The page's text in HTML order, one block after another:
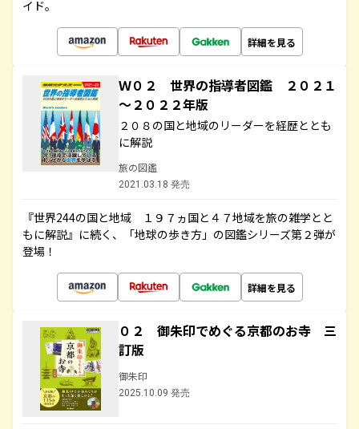
イド。
詳細を見る
Ｗ０２ 世界の指導者図鑑 ２０２１
～２０２２年版
２０８の国と地域のリーダーを経歴ととも
に解説
旅の図鑑
2021.03.18 発売
『世界244の国と地域 １９７ヵ国と４７地域を旅の雑学とと
もに解説』に続く、「地球の歩き方」の図鑑シリーズ第２弾が
登場！
詳細を見る
０２ 御朱印でめぐる京都のお寺 三
訂版
御朱印
2025.10.09 発売